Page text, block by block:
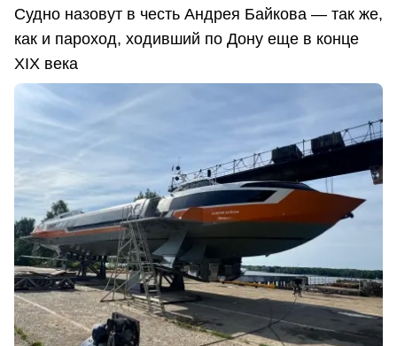
Судно назовут в честь Андрея Байкова — так же,
как и пароход, ходивший по Дону еще в конце
XIX века